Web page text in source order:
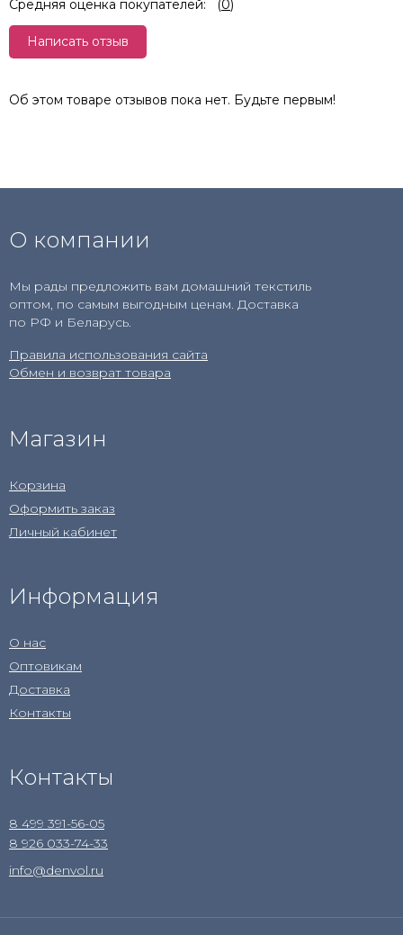
Средняя оценка покупателей: (0)
Написать отзыв
Об этом товаре отзывов пока нет. Будьте первым!
О компании
Мы рады предложить вам домашний текстиль
оптом, по самым выгодным ценам. Доставка
по РФ и Беларусь.
Правила использования сайта
Обмен и возврат товара
Магазин
Корзина
Оформить заказ
Личный кабинет
Информация
О нас
Оптовикам
Доставка
Контакты
Контакты
8 499 391-56-05
8 926 033-74-33
info@denvol.ru